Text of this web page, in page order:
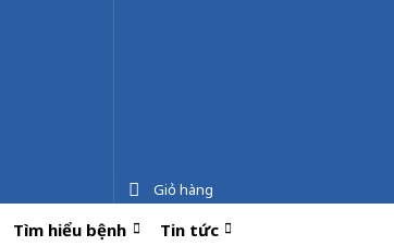
Giỏ hàng
Tìm hiểu bệnh Tin tức